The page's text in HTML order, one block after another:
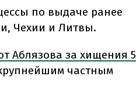
по выдаче ранее
Чехии и Литвы.
Аблязова за хищения 5
частным